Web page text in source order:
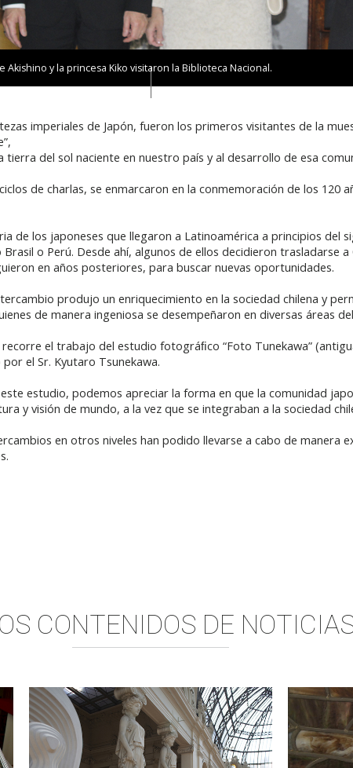
y la princesa Kiko visitaron la Biblioteca Nacional.
imperiales de Japón, fueron los primeros visitantes de la
del sol naciente en nuestro país y al desarrollo de esa
de charlas, se enmarcaron en la conmemoración de los 120
de los japoneses que llegaron a Latinoamérica a principios del
o Perú. Desde ahí, algunos de ellos decidieron trasladarse a
en años posteriores, para buscar nuevas oportunidades.
produjo un enriquecimiento en la sociedad chilena y
de manera ingeniosa se desempeñaron en diversas áreas
el trabajo del estudio fotográﬁco “Foto Tunekawa”
el Sr. Kyutaro Tsunekawa.
estudio, podemos apreciar la forma en que la comunidad
y visión de mundo, a la vez que se integraban a la sociedad
en otros niveles han podido llevarse a cabo de manera
CONTENIDOS DE